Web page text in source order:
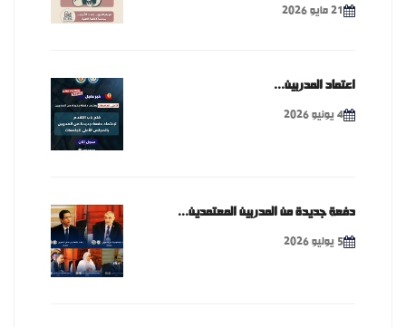
21 مايو 2026
اعتماد المدربين...
4 يونيو 2026
دفعة جديدة من المدربين المعتمدين...
5 يوليو 2026